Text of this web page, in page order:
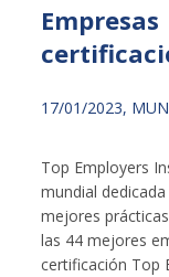
17/01/2023,
Top Employers
mundial
mejores
las 44 mejores
certificación Top